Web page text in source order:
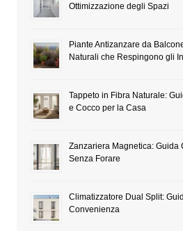
Ottimizzazione degli Spazi
Piante Antizanzare da
Naturali che Respingono gli
Tappeto in Fibra Naturale:
e Cocco per la Casa
Zanzariera Magnetica: Guida
Senza Forare
Climatizzatore Dual Split:
Convenienza